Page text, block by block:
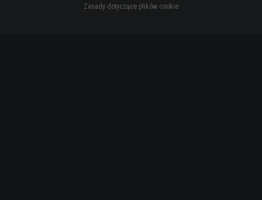
Zasady dotyczące plików cookie